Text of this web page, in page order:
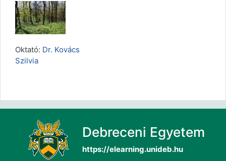
Oktató: Dr. Kovács
Szilvia
Debreceni Egyetem
https://elearning.unideb.hu